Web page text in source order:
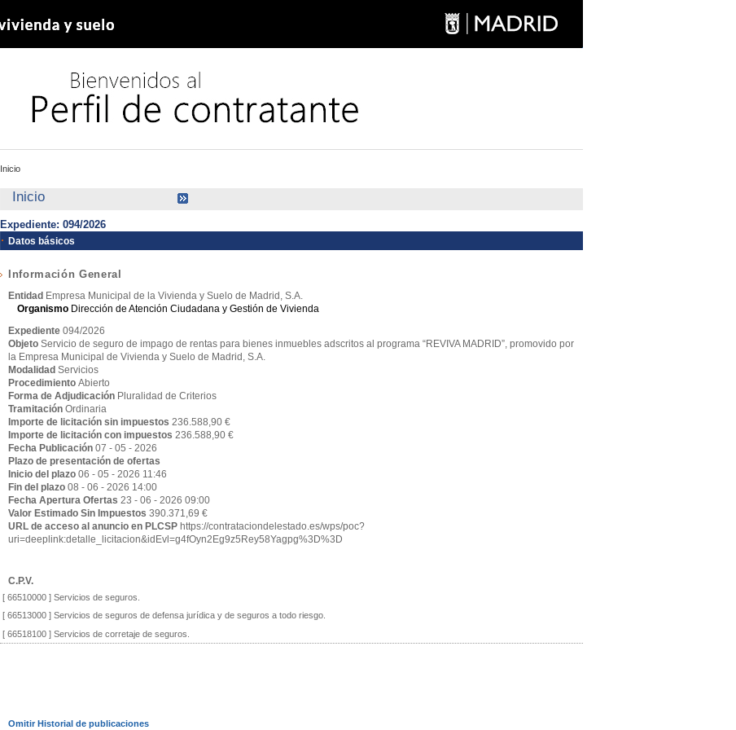
Inicio
Inicio
Expediente: 094/2026
Datos básicos
Información General
Entidad Empresa Municipal de la Vivienda y Suelo de Madrid, S.A.
Organismo Dirección de Atención Ciudadana y Gestión de Vivienda
Expediente 094/2026
Objeto Servicio de seguro de impago de rentas para bienes inmuebles adscritos al programa “REVIVA MADRID”, promovido por
la Empresa Municipal de Vivienda y Suelo de Madrid, S.A.
Modalidad Servicios
Procedimiento Abierto
Forma de Adjudicación Pluralidad de Criterios
Tramitación Ordinaria
Importe de licitación sin impuestos 236.588,90 €
Importe de licitación con impuestos 236.588,90 €
Fecha Publicación 07 - 05 - 2026
Plazo de presentación de ofertas
Inicio del plazo 06 - 05 - 2026 11:46
Fin del plazo 08 - 06 - 2026 14:00
Fecha Apertura Ofertas 23 - 06 - 2026 09:00
Valor Estimado Sin Impuestos 390.371,69 €
URL de acceso al anuncio en PLCSP https://contrataciondelestado.es/wps/poc?
uri=deeplink:detalle_licitacion&idEvl=g4fOyn2Eg9z5Rey58Yagpg%3D%3D
C.P.V.
[ 66510000 ]Servicios de seguros.
[ 66513000 ]Servicios de seguros de defensa jurídica y de seguros a todo riesgo.
[ 66518100 ]Servicios de corretaje de seguros.
Omitir Historial de publicaciones